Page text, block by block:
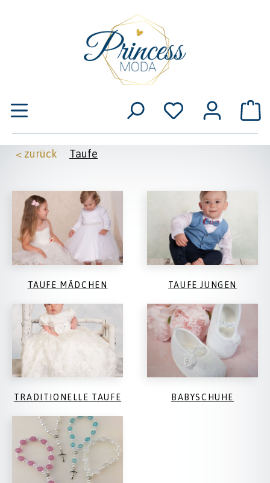
< zurück Taufe
TAUFE MÄDCHEN TAUFE JUNGEN
TRADITIONELLE TAUFE BABYSCHUHE